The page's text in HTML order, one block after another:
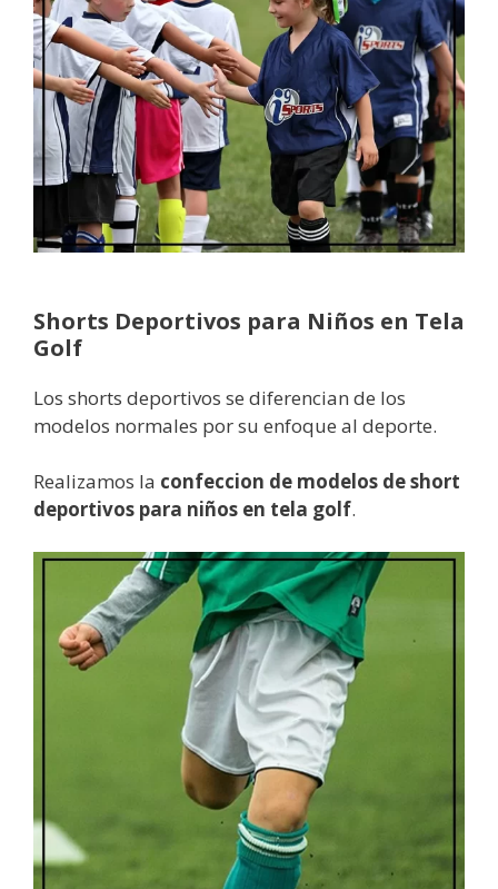
Shorts Deportivos para Niños en Tela
Golf
Los shorts deportivos se diferencian de los
modelos normales por su enfoque al deporte.
Realizamos la confeccion de modelos de short
deportivos para niños en tela golf.